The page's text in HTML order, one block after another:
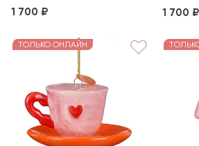
1 700 ₽ 1 700 ₽
ТОЛЬКО ОНЛАЙН